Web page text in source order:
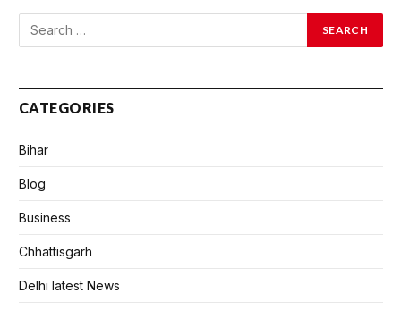
CATEGORIES
Bihar
Blog
Business
Chhattisgarh
Delhi latest News